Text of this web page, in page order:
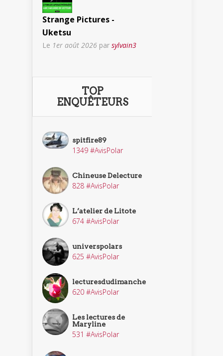
Strange Pictures -
Uketsu
Le 1er août 2026 par sylvain3
TOP
ENQUÊTEURS
spitfire89
1349 #AvisPolar
Chineuse Delecture
828 #AvisPolar
L’atelier de Litote
674 #AvisPolar
universpolars
625 #AvisPolar
lecturesdudimanche
620 #AvisPolar
Les lectures de
Maryline
531 #AvisPolar